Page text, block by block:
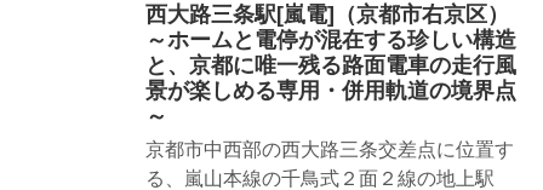
西大路三条駅[嵐電]（京都市右京区）
～ホームと電停が混在する珍しい構造
と、京都に唯一残る路面電車の走行風
景が楽しめる専用・併用軌道の境界点
～
京都市中西部の西大路三条交差点に位置す
る、嵐山本線の千鳥式２面２線の地上駅